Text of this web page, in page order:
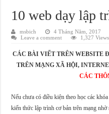
10 web dạy lập
msbich 4 Tháng Năm, 2017
Leave a comment
1,327 Views
CÁC BÀI VIẾT TRÊN WEBSITE
TRÊN MẠNG XÃ HỘI,
CÁC
Nếu chưa có điều kiện theo học các
kiến thức lập trình cơ bản trên mạng